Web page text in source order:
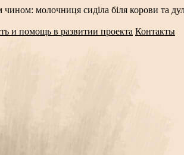
молочниця сиділа біля корови та
и помощь в развитии проекта Контакты